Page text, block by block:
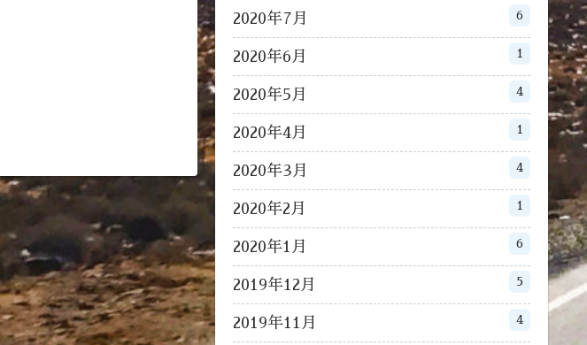
2020年7月 6
2020年6月 1
2020年5月 4
2020年4月 1
2020年3月 4
2020年2月 1
2020年1月 6
2019年12月 5
2019年11月 4